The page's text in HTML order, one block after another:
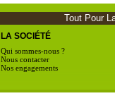
Tout Pour
LA SOCIÉTÉ
Qui sommes-nous ?
Nous contacter
Nos engagements